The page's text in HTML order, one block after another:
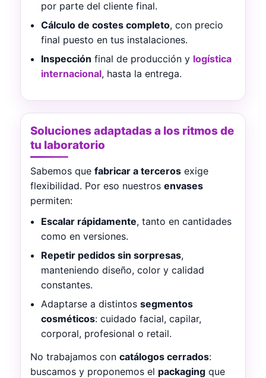
por parte del cliente final.
Cálculo de costes completo, con precio
final puesto en tus instalaciones.
Inspección final de producción y logística
internacional, hasta la entrega.
Soluciones adaptadas a los ritmos de
tu laboratorio
Sabemos que fabricar a terceros exige
flexibilidad. Por eso nuestros envases
permiten:
Escalar rápidamente, tanto en cantidades
como en versiones.
Repetir pedidos sin sorpresas,
manteniendo diseño, color y calidad
constantes.
Adaptarse a distintos segmentos
cosméticos: cuidado facial, capilar,
corporal, profesional o retail.
No trabajamos con catálogos cerrados:
buscamos y proponemos el packaging que